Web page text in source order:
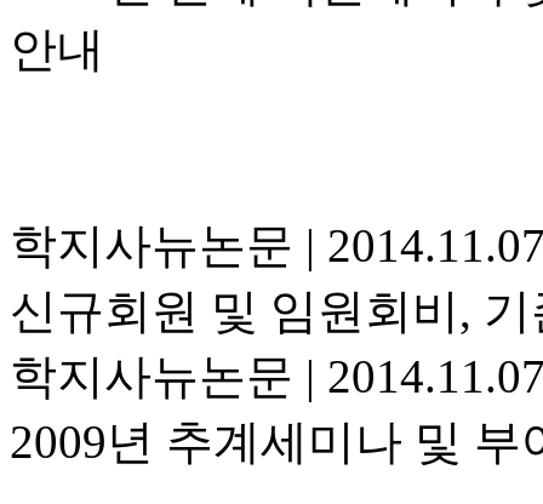
안내
학지사뉴논문 |
신규회원 및 임원회비,
학지사뉴논문 |
2009년 추계세미나 및